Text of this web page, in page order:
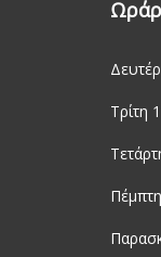
Τρίτη